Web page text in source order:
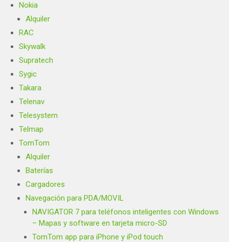
Nokia
Alquiler
RAC
Skywalk
Supratech
Sygic
Takara
Telenav
Telesystem
Telmap
TomTom
Alquiler
Baterías
Cargadores
Navegación para PDA/MOVIL
NAVIGATOR 7 para teléfonos inteligentes con Windows
– Mapas y software en tarjeta micro-SD
TomTom app para iPhone y iPod touch